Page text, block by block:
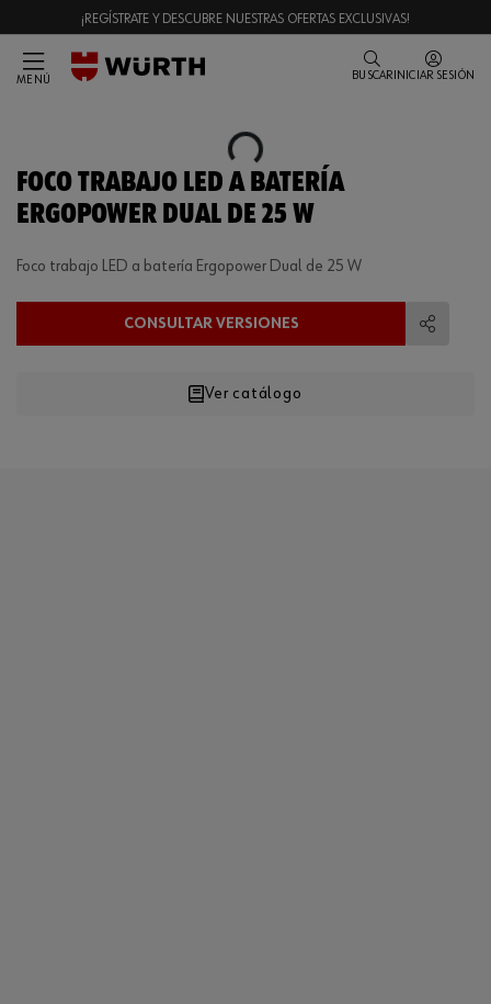
¡REGÍSTRATE Y DESCUBRE NUESTRAS OFERTAS EXCLUSIVAS!
MENÚ BUSCAR INICIAR SESIÓN
Loading...
FOCO TRABAJO LED A BATERÍA
ERGOPOWER DUAL DE 25 W
Foco trabajo LED a batería Ergopower Dual de 25 W
CONSULTAR VERSIONES
Ver catálogo